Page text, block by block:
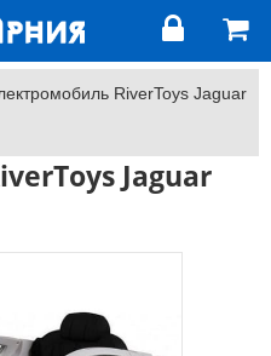
RiverToys Jaguar
Jaguar